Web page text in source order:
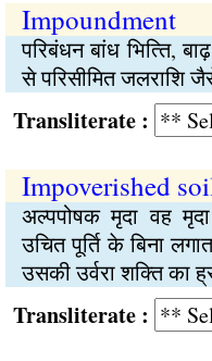
Impoundment
परिबंधन बांध भित्‍ति,
से परिसीमित जलराशि
:
Impoverished
अल्पपोषक मृदा वह
उचित पूर्ति के बिना
उसकी उर्वरा शक्‍ति का
: